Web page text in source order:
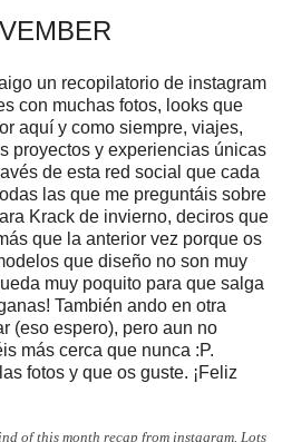
un recopilatorio de instagram
con muchas fotos, looks que
aquí y como siempre, viajes,
proyectos y experiencias únicas
de esta red social que cada
las que me preguntáis sobre
Krack de invierno, deciros que
que la anterior vez porque os
que diseño no son muy
muy poquito para que salga
También ando en otra
(eso espero), pero aun no
más cerca que nunca :P.
fotos y que os guste. ¡Feliz
of this month recap from instagram. Lots